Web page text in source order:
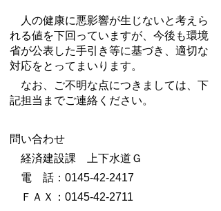
人の健康に悪影響が生じないと考えら
れる値を下回っていますが、今後も環境
省が公表した手引き等に基づき、適切な
対応をとってまいります。
なお、ご不明な点につきましては、下
記担当までご連絡ください。
問い合わせ
経済建設課 上下水道Ｇ
電 話：0145-42-2417
ＦＡＸ：0145-42-2711